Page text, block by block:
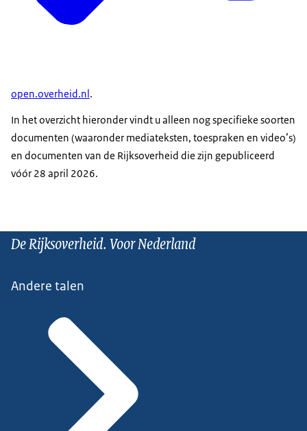
open.overheid.nl.
In het overzicht hieronder vindt u alleen nog specifieke soorten
documenten (waaronder mediateksten, toespraken en video’s)
en documenten van de Rijksoverheid die zijn gepubliceerd
vóór 28 april 2026.
De Rijksoverheid. Voor Nederland
Andere talen